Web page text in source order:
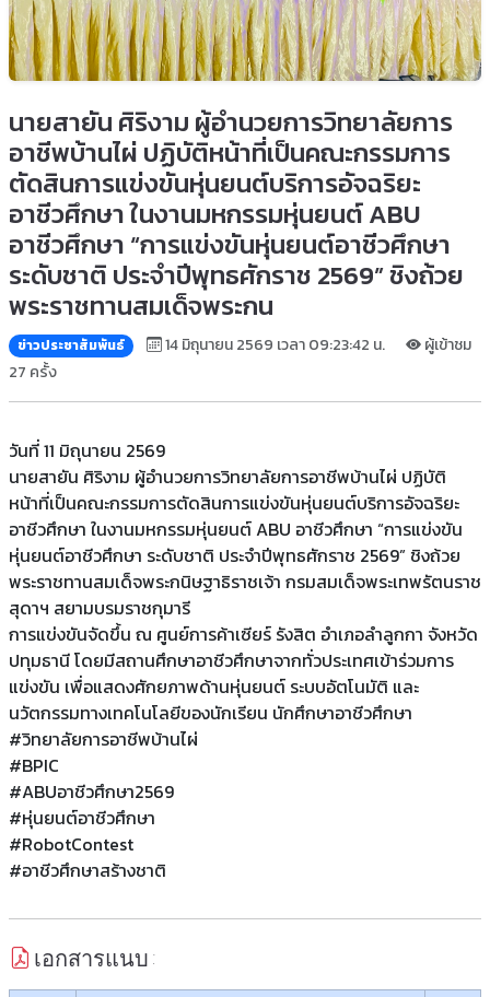
นายสายัน ศิริงาม ผู้อำนวยการวิทยาลัยการ
อาชีพบ้านไผ่ ปฏิบัติหน้าที่เป็นคณะกรรมการ
ตัดสินการแข่งขันหุ่นยนต์บริการอัจฉริยะ
อาชีวศึกษา ในงานมหกรรมหุ่นยนต์ ABU
อาชีวศึกษา “การแข่งขันหุ่นยนต์อาชีวศึกษา
ระดับชาติ ประจำปีพุทธศักราช 2569” ชิงถ้วย
พระราชทานสมเด็จพระกน
ข่าวประชาสัมพันธ์ 14 มิถุนายน 2569 เวลา 09:23:42 น.
ผู้เข้าชม
27 ครั้ง
วันที่ 11 มิถุนายน 2569
นายสายัน ศิริงาม ผู้อำนวยการวิทยาลัยการอาชีพบ้านไผ่ ปฏิบัติ
หน้าที่เป็นคณะกรรมการตัดสินการแข่งขันหุ่นยนต์บริการอัจฉริยะ
อาชีวศึกษา ในงานมหกรรมหุ่นยนต์ ABU อาชีวศึกษา “การแข่งขัน
หุ่นยนต์อาชีวศึกษา ระดับชาติ ประจำปีพุทธศักราช 2569” ชิงถ้วย
พระราชทานสมเด็จพระกนิษฐาธิราชเจ้า กรมสมเด็จพระเทพรัตนราช
สุดาฯ สยามบรมราชกุมารี
การแข่งขันจัดขึ้น ณ ศูนย์การค้าเซียร์ รังสิต อำเภอลำลูกกา จังหวัด
ปทุมธานี โดยมีสถานศึกษาอาชีวศึกษาจากทั่วประเทศเข้าร่วมการ
แข่งขัน เพื่อแสดงศักยภาพด้านหุ่นยนต์ ระบบอัตโนมัติ และ
นวัตกรรมทางเทคโนโลยีของนักเรียน นักศึกษาอาชีวศึกษา
#วิทยาลัยการอาชีพบ้านไผ่
#BPIC
#ABUอาชีวศึกษา2569
#หุ่นยนต์อาชีวศึกษา
#RobotContest
#อาชีวศึกษาสร้างชาติ
เอกสารแนบ :